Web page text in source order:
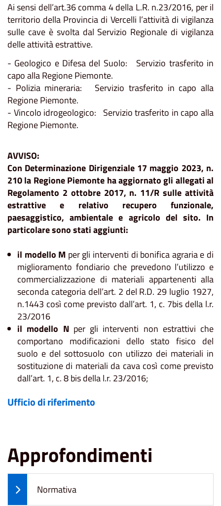
Ai sensi dell’art.36 comma 4 della L.R. n.23/2016, per il
territorio della Provincia di Vercelli l’attività di vigilanza
sulle cave è svolta dal Servizio Regionale di vigilanza
delle attività estrattive.
- Geologico e Difesa del Suolo: Servizio trasferito in
capo alla Regione Piemonte.
- Polizia mineraria: Servizio trasferito in capo alla
Regione Piemonte.
- Vincolo idrogeologico: Servizio trasferito in capo alla
Regione Piemonte.
AVVISO:
Con Determinazione Dirigenziale 17 maggio 2023, n.
210 la Regione Piemonte ha aggiornato gli allegati al
Regolamento 2 ottobre 2017, n. 11/R sulle attività
estrattive e relativo recupero funzionale,
paesaggistico, ambientale e agricolo del sito. In
particolare sono stati aggiunti:
il modello M per gli interventi di bonifica agraria e di
miglioramento fondiario che prevedono l’utilizzo e
commercializzazione di materiali appartenenti alla
seconda categoria dell’art. 2 del R.D. 29 luglio 1927,
n.1443 così come previsto dall’art. 1, c. 7bis della l.r.
23/2016
il modello Nper gli interventi non estrattivi che
comportano modificazioni dello stato fisico del
suolo e del sottosuolo con utilizzo dei materiali in
sostituzione di materiali da cava così come previsto
dall’art. 1, c. 8 bis della l.r. 23/2016;
Ufficio di riferimento
Approfondimenti
Normativa